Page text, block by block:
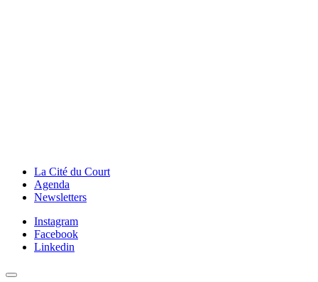
La Cité du Court
Agenda
Newsletters
Instagram
Facebook
Linkedin